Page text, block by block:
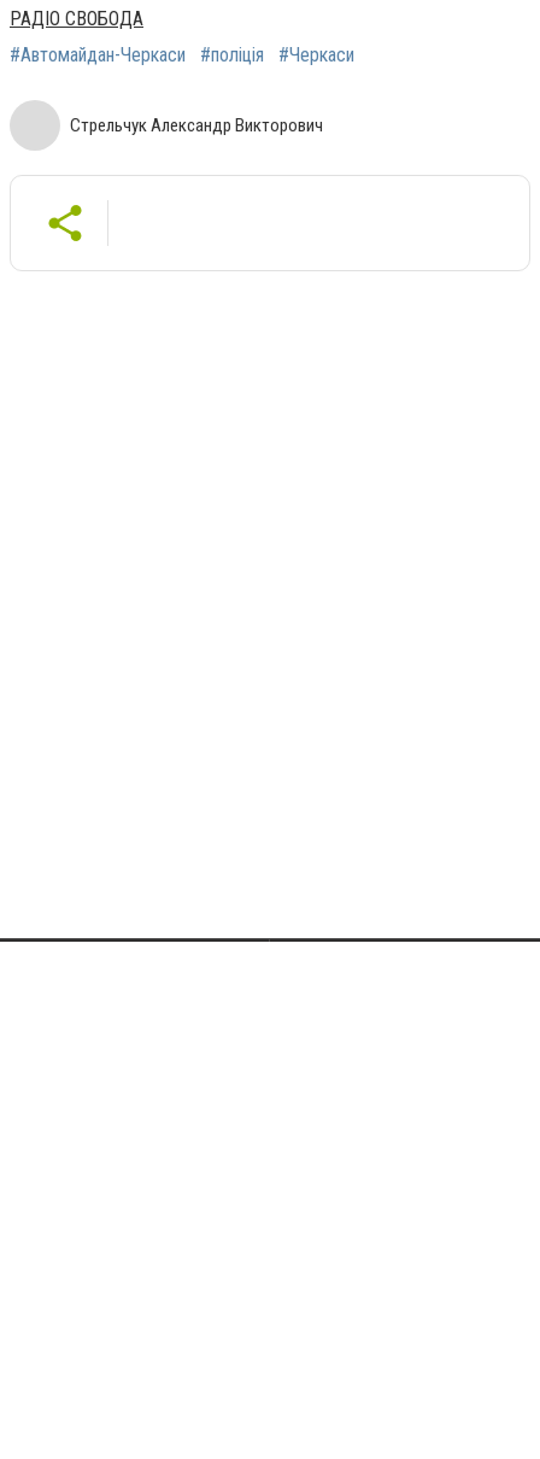
РАДІО СВОБОДА
#Автомайдан-Черкаси
#поліція #Черкаси
Стрельчук Александр Викторович